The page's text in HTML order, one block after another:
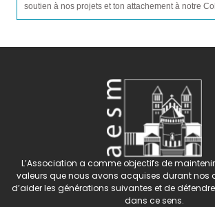
soutien à nos projets et ton attachement à notre
L’Association a comme objectifs de
valeurs que nous avons acquises durant nos
d’aider les générations suivantes et de
dans ce sens.